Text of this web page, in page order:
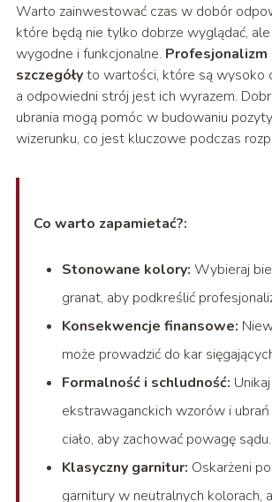
Warto zainwestować czas w dobór
które będą nie tylko dobrze wyglądać,
wygodne i funkcjonalne. Profesjonalizm
szczegółyto wartości, które są wysoko
a odpowiedni strój jest ich wyrazem.
ubrania mogą pomóc w budowaniu
wizerunku, co jest kluczowe podczas
Co warto zapamietać?:
Stonowane kolory: Wybieraj
granat, aby podkreślić
Konsekwencje finansowe:
może prowadzić do kar
Formalność i schludność: Unikaj
ekstrawaganckich wzorów i ubrań
ciało, aby zachować powagę sądu.
Klasyczny garnitur: Oskarżeni
garnitury w neutralnych kolorach,